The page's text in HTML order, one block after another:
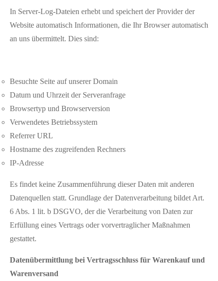
In Server-Log-Dateien erhebt und speichert der Provider der
Website automatisch Informationen, die Ihr Browser automatisch
an uns übermittelt. Dies sind:
Besuchte Seite auf unserer Domain
Datum und Uhrzeit der Serveranfrage
Browsertyp und Browserversion
Verwendetes Betriebssystem
Referrer URL
Hostname des zugreifenden Rechners
IP-Adresse
Es findet keine Zusammenführung dieser Daten mit anderen
Datenquellen statt. Grundlage der Datenverarbeitung bildet Art.
6 Abs. 1 lit. b DSGVO, der die Verarbeitung von Daten zur
Erfüllung eines Vertrags oder vorvertraglicher Maßnahmen
gestattet.
Datenübermittlung bei Vertragsschluss für Warenkauf und
Warenversand